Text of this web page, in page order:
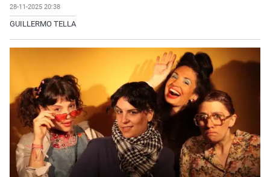
28-11-2025 20:38
GUILLERMO TELLA